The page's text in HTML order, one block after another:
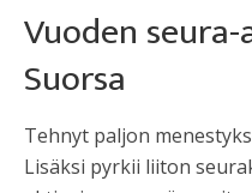
Vuoden
Suorsa
Tehnyt paljon
Lisäksi pyrkii liiton